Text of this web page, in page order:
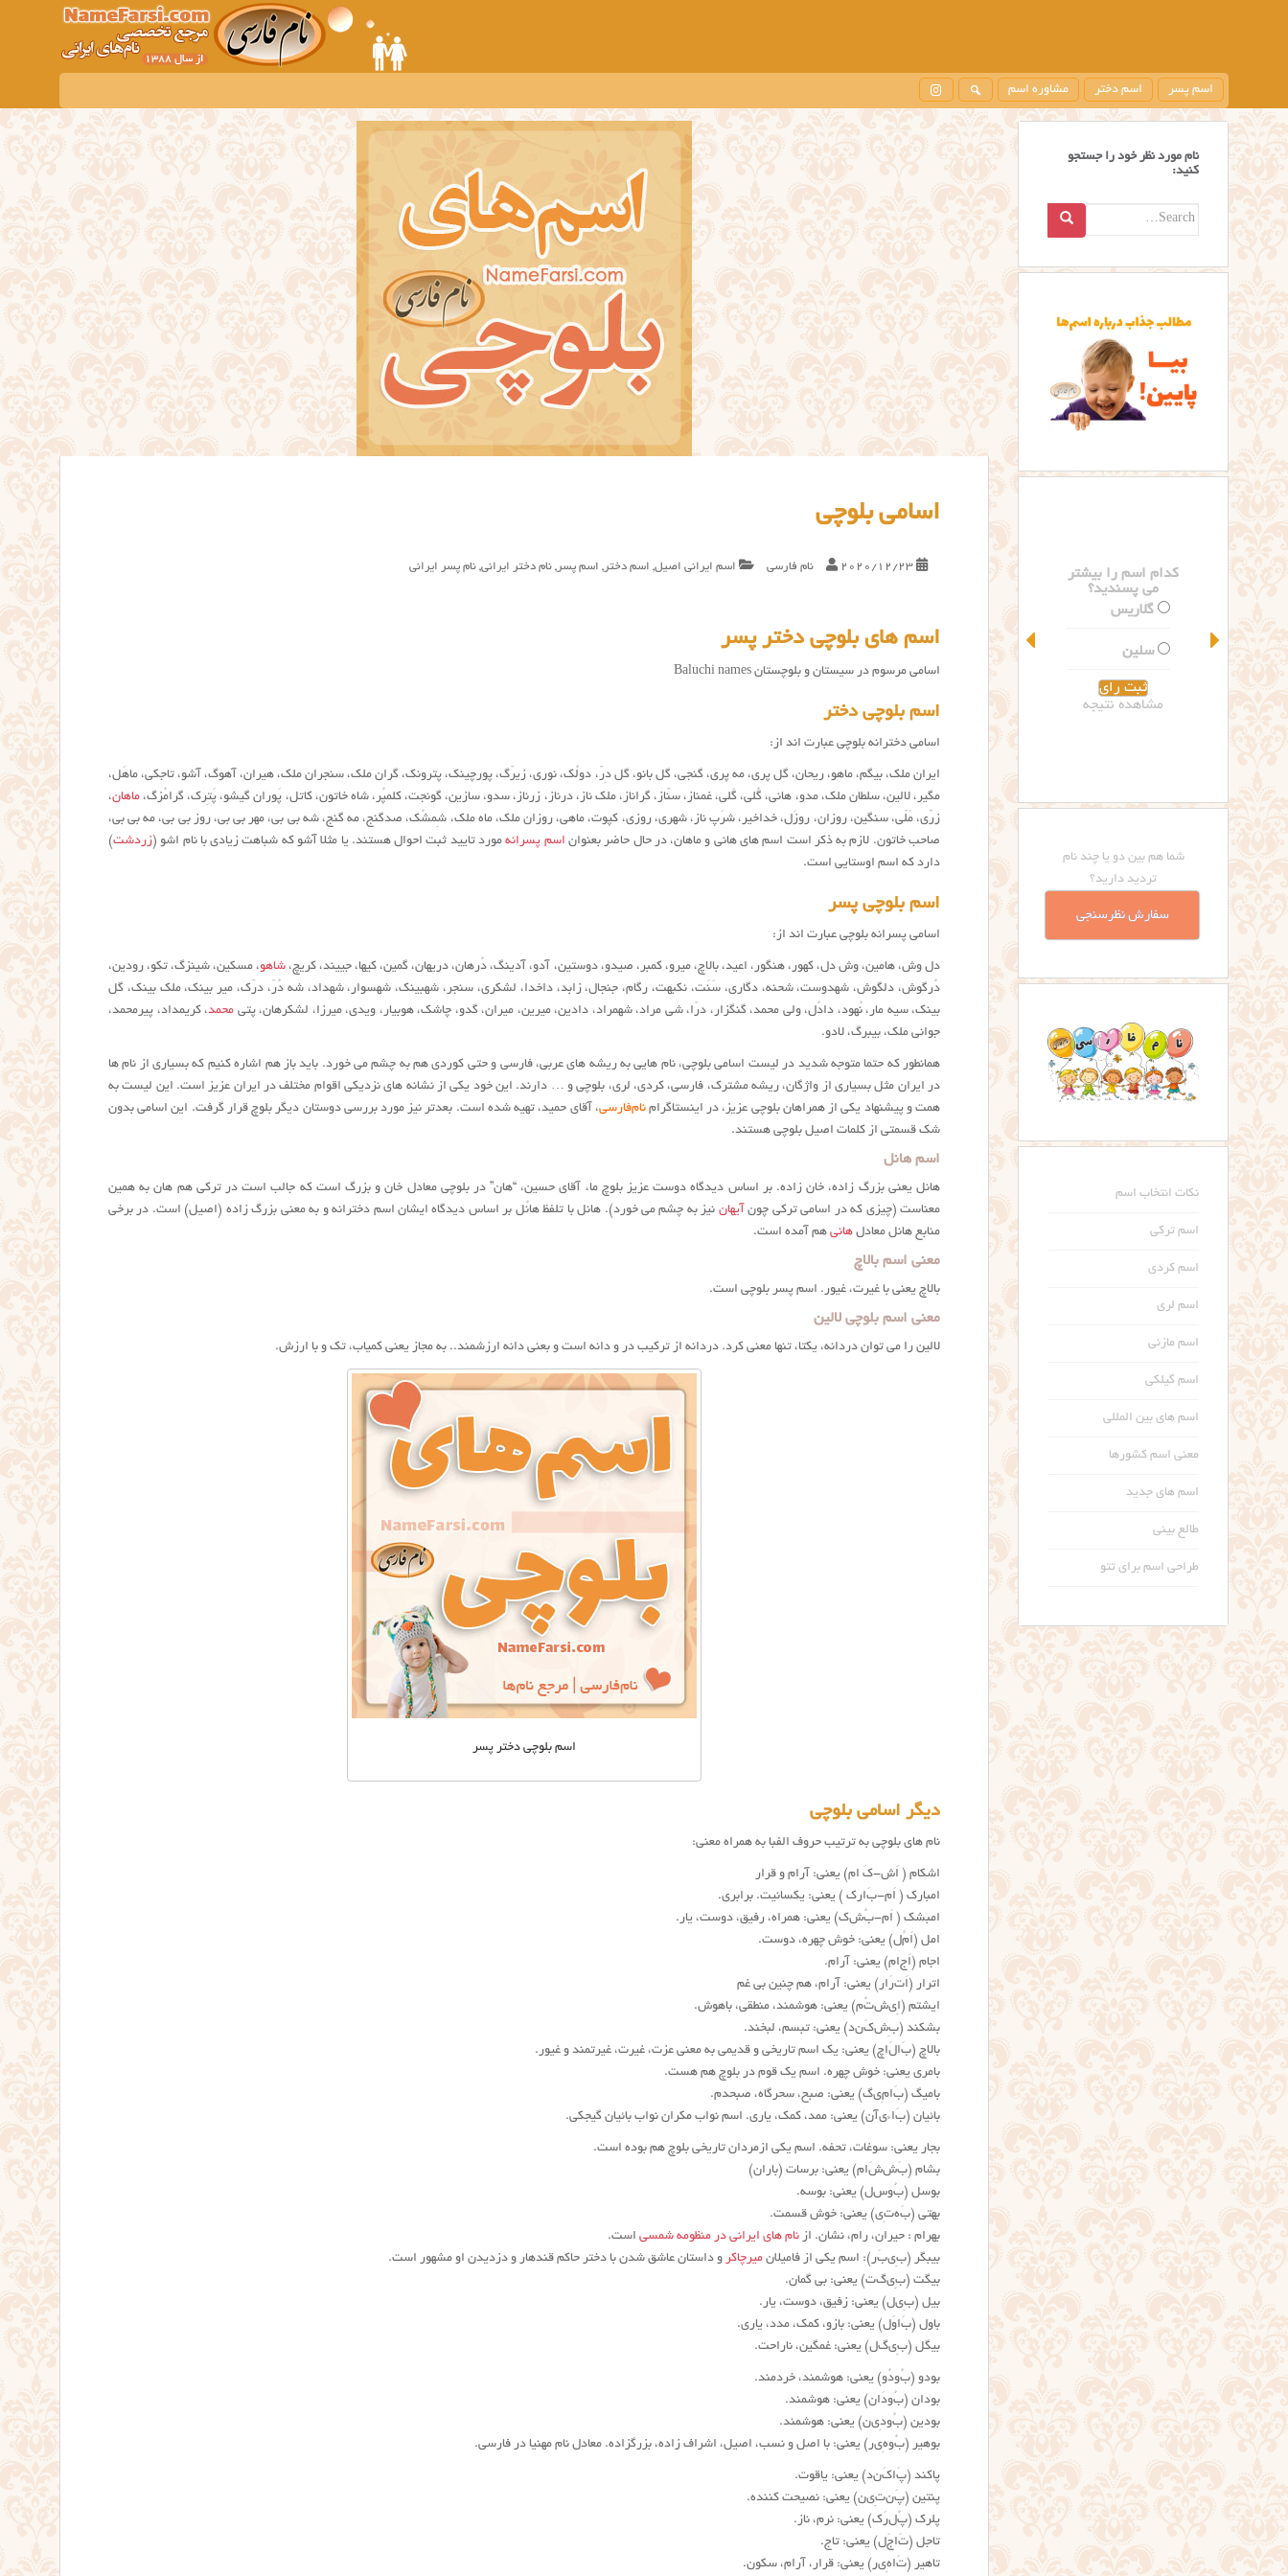
m
i
n
t
e
n
اسم پسر اسم دختر مشاوره اسم
اسامی بلوچی
2020/12/23 نام فارسی اسم ایرانی اصیل, اسم دختر , اسم پسر , نام دختر ایرانی, نام پسر ایرانی
اسم های بلوچی دختر پسر
اسامی مرسوم در سیستان و بلوچستان Baluchi names
اسم بلوچی دختر
اسامی دخترانه بلوچی عبارت اند از:
ایران ملک، بیگم، ماهو، ریحان، گل پری، مه پری، گنجی، گل بانو، گل دِرّ، دولُک، نوری، زیرّگ، پورچینک، پترونک، گران ملک، سنجران ملک، هیران، آهوگ، آشو، تاجکی، ماهَل،
مگیر، لالین، سلطان ملک، مدو، هانی، گُلی، گَلی، غمناز، سنّاز، گراناز، ملک ناز، درناز، زرناز، سدو، سازین، گونجت، کلمپُر، شاه خاتون، کاتل، پَوران گیشو، پَتِرک، گرامُزگ، ماهان،
زرّی، مَلّی، سنگین، روزان، روزَل، خداخیر، شرَپ ناز، شهری، روزی، کپوت، ماهی، روزان ملک، ماه ملک، شِمشُک، صدگنج، مه گنج، شه بی بی، مهر بی بی، روز بی بی، مه بی بی،
صاحب خاتون. لازم به ذکر است اسم های هانی و ماهان، در حال حاضر بعنوان اسم پسرانهمورد تایید ثبت احوال هستند. یا مثلا آشو که شباهت زیادی با نام اشو (زردشت)
دارد که اسم اوستایی است.
اسم بلوچی پسر
اسامی پسرانه بلوچی عبارت اند از:
دل وش، هامین، وش دل، کهور، هنگور، اعید، بالاچ، میرو، کمبر، صیدو، دوستین، آدو، آدینگ، دُرهان، دریهان، گمین، کیها، جییند، کریچ، شاهو، مسکین، شینزگ، تکو، رودین،
دُرگوش، دلگوش، شهدوست، شحنه، دگاری، سَنَت، نکبهت، رگام، جنجال، زابد، داخدا، لشکری، سنجر، شهبینک، شهسوار، شهداد، شه دُرّ، درّک، میر بینک، ملک بینک، گل
بینک، سیه مار، نُهود، دادُل، ولی محمد، گنگزار، درّا، شی مراد، شهمراد، دادین، میرین، میران، گدو، چاشک، هوبیار، ویدی، میرزا، لشکرهان، پتی محمد، کریمداد، پیرمحمد،
جوانی ملک، بیبرگ، لادو.
همانطور که حتما متوجه شدید در لیست اسامی بلوچی، نام هایی به ریشه های عربی، فارسی و حتی کوردی هم به چشم می خورد. باید باز هم اشاره کنیم که بسیاری از نام ها
در ایران مثل بسیاری از واژگان، ریشه مشترک، فارسی، کردی، لری، بلوچی و … دارند. این خود یکی از نشانه های نزدیکی اقوام مختلف در ایران عزیز است. این لیست به
همت و پیشنهاد یکی از همراهان بلوچی عزیز، در اینستاگرامنام‌فارسی، آقای حمید، تهیه شده است. بعدتر نیز مورد بررسی دوستان دیگر بلوچ قرار گرفت. این اسامی بدون
شک قسمتی از کلمات اصیل بلوچی هستند.
اسم هانل
هانل یعنی بزرگ زاده، خان زاده. بر اساس دیدگاه دوست عزیز بلوچ ما، آقای حسین، “هان” در بلوچی معادل خان و بزرگ است که جالب است در ترکی هم هان به همین
معناست (چیزی که در اسامی ترکی چون آیهان نیز به چشم می خورد). هانل با تلفظ هانُل بر اساس دیدگاه ایشان اسم دخترانه و به معنی بزرگ زاده (اصیل) است. در برخی
منابع هانل معادل هانی هم آمده است.
معنی اسم بالاچ
بالاچ یعنی با غیرت، غیور. اسم پسر بلوچی است.
معنی اسم بلوچی لالین
لالین را می توان دردانه، یکتا، تنها معنی کرد. دردانه از ترکیب در و دانه است و بعنی دانه ارزشمند.. به مجاز یعنی کمیاب، تک و با ارزش.
اسم بلوچی دختر پسر
دیگر اسامي بلوچي
نام های بلوچی به ترتیب حروف الفبا به همراه معنی:
اشکام ( اَش-کَ ام) یعنی: آرام و قرار
امبارک ( اَم-بَ‌ا‌ر‌ک ) یعنی: یکسانیت. برابری.
امبشک ( اَم-بُ‌ش‌ک) یعنی: همراه، رفیق، دوست، یار.
امل (اَ‌مُ‌ل) یعنی: خوش ‌چهره، دوست.
اجام (اَج‌ا‌م) یعنی: آرام.
اترار (اَ‌ت‌رَ‌ا‌ر) یعنی: آرام، هم چنین بی غم
ایشتم (اِ‌ی‌ش‌تُ‌م) یعنی: هوشمند، منطقی، باهوش.
بشکند (بِ‌ش‌کَ‌ن‌د) یعنی: تبسم، لبخند.
بالاچ (بَ‌ا‌لَ‌ا‌چ) یعنی: یک اسم تاریخی و قدیمی به معنی عزت، غیرت، غیرتمند و غیور.
بامری یعنی: خوش چهره. اسم یک قوم در بلوچ هم هست.
بامیگ (بَ‌ا‌مِ‌ی‌گ) یعنی: صبح، سحرگاه، صبحدم.
بائیان (بَ‌ا‌ء‌ی‌آ‌ن) یعنی: ممد، کمک، یاری. اسم نواب مکران نواب بائیان گیجکی.
بجار یعنی: سوغات، تحفه. اسم یکی ازمردان تاریخی بلوچ هم بوده است.
بشام (بَ‌ش‌شَ‌ا‌م) یعنی: برسات (باران)
بوسل (بُ‌و‌س‌ل) یعنی: بوسه.
بهتی (بَ‌ه‌تِ‌ی) یعنی: خوش قسمت.
بهرام : حیران، رام، نشان. از نام های ایرانی در منظومه شمسی است.
بیبگر (بِ‌ی‌بَ‌ر): اسم یکی از فامیلان میرچاکر و داستان عاشق شدن با دختر حاکم قندهار و دزدیدن او مشهور است.
بیگت (بِ‌ی‌گ‌ت) یعنی: بی گمان.
بیل (بِ‌ی‌ل) یعنی: زفیق، دوست، یار.
باول (بَ‌ا‌وَ‌ل) یعنی: بازو، کمک، مدد، یاری.
بیگل (بِ‌ی‌گ‌ل) یعنی: غمگین، ناراحت.
بودو (بُ‌و‌دُو) یعنی: هوشمند، خردمند.
بودان (بُ‌‌و‌دَ‌ان) یعنی: هوشمند.
بودین (بُ‌و‌دِ‌ی‌ن) یعنی: هوشمند.
بوهیر (بُ‌و‌ه‌ِ‌ی‌ر) یعنی: با اصل و نسب، اصیل، اشراف زاده، بزرگزاده. معادل نام مهنیا در فارسی.
پاکند (پَ‌ا‌کَ‌ن‌د) یعنی: یاقوت.
پنتین (پَ‌ن‌تِ‌ی‌ن) یعنی: نصیحت کننده.
پلرک (پُ‌ل‌رَ‌ک) یعنی: نرم، ناز.
تاجل (تَ‌ا‌جَ‌ل) یعنی: تاج.
تاهیر (تَ‌ا‌هِ‌ی‌ر) یعنی: قرار، آرام، سکون.
نام مورد نظر خود را جستجو
کنید:
Search
کدام اسم را بیشتر
می پسندید؟
گلاریس
سلین
مشاهده نتیجه
شما هم بین دو یا چند نام
تردید دارید؟
سفارش نظرسنجی
نکات انتخاب اسم
اسم ترکی
اسم کردی
اسم لری
اسم مازنی
اسم گیلکی
اسم های بین المللی
معنی اسم کشورها
اسم های جدید
طالع بینی
طراحی اسم برای تتو